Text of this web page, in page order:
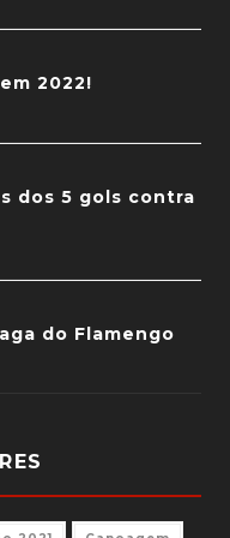
2022!
dos 5 gols contra
do Flamengo